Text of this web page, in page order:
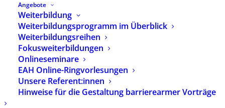
Angebote
Weiterbildung
Weiterbildungsprogramm im Überblick
Weiterbildungsreihen
Fokusweiterbildungen
Onlineseminare
EAH Online-Ringvorlesungen
Unsere Referent:innen
Hinweise für die Gestaltung barrierearmer Vorträge